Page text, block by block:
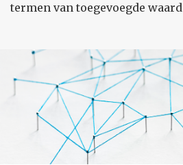
termen van toegevoegde